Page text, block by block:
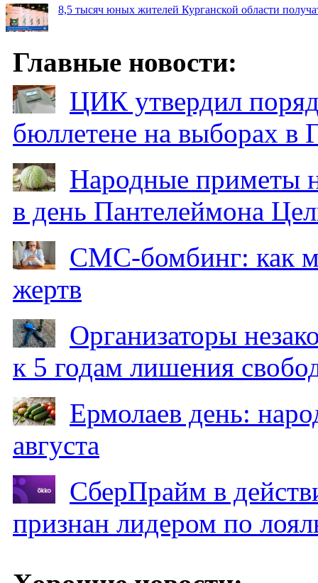
8,5 тысяч юных жителей Курганской области
Главные новости:
ЦИК утвердил
бюллетене на выборах в
Народные приметы
в день Пантелеймона
СМС-бомбинг: как
жертв
Организаторы
к 5 годам лишения
Ермолаев день:
августа
СберПрайм в
признан лидером по